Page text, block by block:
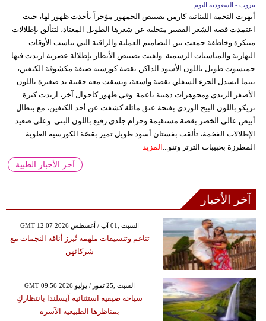
بيروت - السعودية اليوم
أبهرت النجمة اللبنانية كارمن بصيبص الجمهور مؤخراً بأحدث ظهور لها، حيث
اعتمدت قصة الشعر القصير متخلية عن شعرها الطويل المعتاد، لتتألق بإطلالات
مبتكرة وخاطفة جمعت بين التصاميم العملية والراقية التي تناسب الأوقات
النهارية والمناسبات الرسمية. ولفتت بصيبص الأنظار بإطلالة عصرية ارتدت فيها
جمبسوت طويل باللون الأسود الداكن بقصة كورسيه ضيقة مكشوفة الكتفين،
بينما انسدل الجزء السفلي بقصة واسعة، ونسقت معه حقيبة يد صغيرة باللون
الأصفر الزبدي ومجوهرات ذهبية ناعمة. وفي ظهور كاجوال آخر، ارتدت كنزة
تريكو باللون البيج الوردي بفتحة عنق مائلة كشفت عن أحد الكتفين، مع بنطال
أبيض عالي الخصر بقصة مستقيمة وحزام جلدي رفيع باللون البني. وعلى صعيد
الإطلالات الفخمة، تألقت بفستان أسود طويل تميز بقصّة الكورسيه العلوية
المطرزة بحبيبات الترتر وتنو... المزيد
آخر الأخبار الطبية
آخر الأخبار
GMT 12:07 2026 السبت ,01 آب / أغسطس
تناغم وتنسيقات ملهمة تُبرز أناقة النجمات مع
شركائهن
GMT 09:56 2026 السبت ,25 تموز / يوليو
سياحة صيفية استثنائية آيسلندا بانتظاركِ
بمناظرها الطبيعية الآسرة